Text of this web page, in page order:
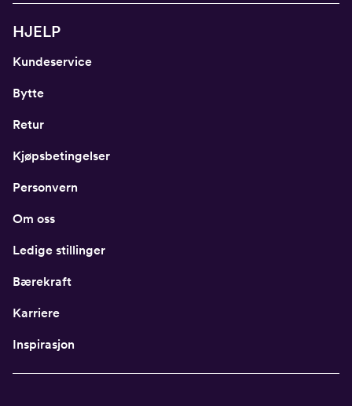
HJELP
Kundeservice
Bytte
Retur
Kjøpsbetingelser
Personvern
Om oss
Ledige stillinger
Bærekraft
Karriere
Inspirasjon